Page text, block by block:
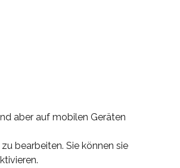
aber auf mobilen Geräten
bearbeiten. Sie können sie